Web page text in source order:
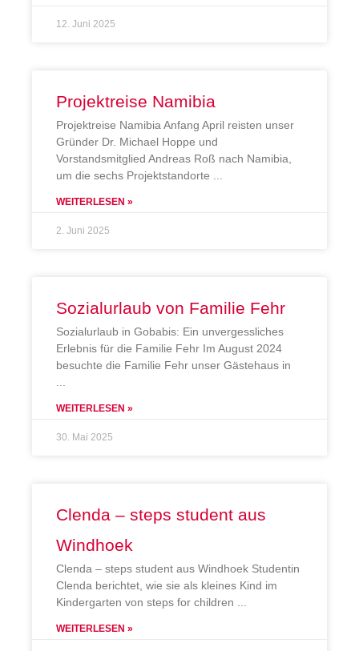
12. Juni 2025
Projektreise Namibia
Projektreise Namibia Anfang April reisten unser
Gründer Dr. Michael Hoppe und
Vorstandsmitglied Andreas Roß nach Namibia,
um die sechs Projektstandorte
WEITERLESEN »
2. Juni 2025
Sozialurlaub von Familie Fehr
Sozialurlaub in Gobabis: Ein unvergessliches
Erlebnis für die Familie Fehr Im August 2024
besuchte die Familie Fehr unser Gästehaus in
WEITERLESEN »
30. Mai 2025
Clenda – steps student aus
Windhoek
Clenda – steps student aus Windhoek Studentin
Clenda berichtet, wie sie als kleines Kind im
Kindergarten von steps for children
WEITERLESEN »